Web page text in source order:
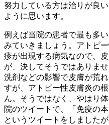
努力している方は治りが良
ように思います。
例えば当院の患者で最も多
みていきましょう。アトピ
疹が出現する病気なので、
が、決してそうではありま
洗剤などの影響で皮膚が荒
すが、アトピー性皮膚炎の
ん。そうではなく、やはり
院のツイートで、「免疫の
というツイートをしました